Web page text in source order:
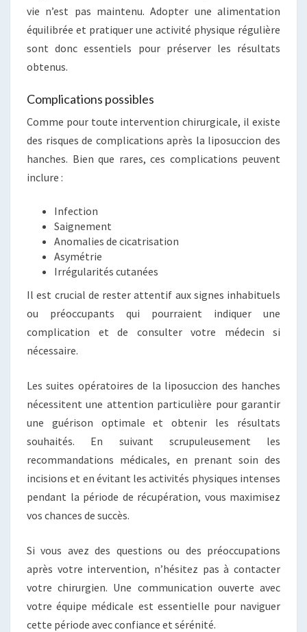
vie n’est pas maintenu. Adopter une alimentation
équilibrée et pratiquer une activité physique régulière
sont donc essentiels pour préserver les résultats
obtenus.
Complications possibles
Comme pour toute intervention chirurgicale, il existe
des risques de complications après la liposuccion des
hanches. Bien que rares, ces complications peuvent
inclure :
Infection
Saignement
Anomalies de cicatrisation
Asymétrie
Irrégularités cutanées
Il est crucial de rester attentif aux signes inhabituels
ou préoccupants qui pourraient indiquer une
complication et de consulter votre médecin si
nécessaire.
Les suites opératoires de la liposuccion des hanches
nécessitent une attention particulière pour garantir
une guérison optimale et obtenir les résultats
souhaités. En suivant scrupuleusement les
recommandations médicales, en prenant soin des
incisions et en évitant les activités physiques intenses
pendant la période de récupération, vous maximisez
vos chances de succès.
Si vous avez des questions ou des préoccupations
après votre intervention, n’hésitez pas à contacter
votre chirurgien. Une communication ouverte avec
votre équipe médicale est essentielle pour naviguer
cette période avec confiance et sérénité.